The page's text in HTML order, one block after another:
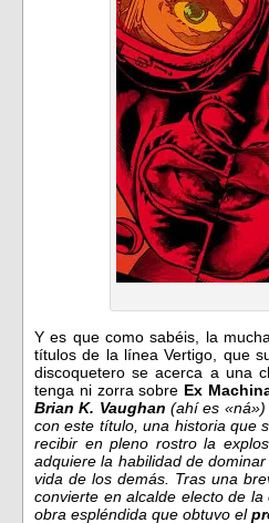
Y es que como sabéis, la
títulos de la línea Vertigo, que
discoquetero se acerca a una
tenga ni zorra sobre Ex
Brian K. Vaughan (ahí es
con este título, una historia que
recibir en pleno rostro la
adquiere la habilidad de
vida de los demás. Tras una
convierte en alcalde electo de
obra espléndida que obtuvo el